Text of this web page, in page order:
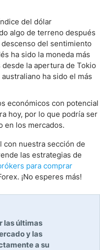
del dólar
algo de terreno después
del sentimiento
ha sido la moneda más
la apertura de Tokio
ha sido el más
económicos con potencial
hoy, por lo que podría ser
en los mercados.
con nuestra sección de
las estrategias de
para comprar
¡No esperes más!
las últimas
y las
a su